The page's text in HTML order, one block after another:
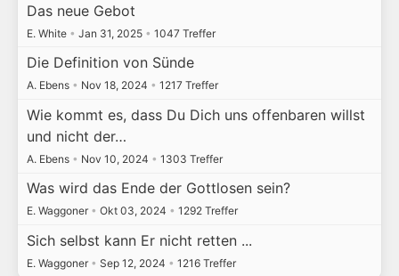
Das neue Gebot
E. White • Jan 31, 2025 • 1047 Treffer
Die Definition von Sünde
A. Ebens • Nov 18, 2024 • 1217 Treffer
Wie kommt es, dass Du Dich uns offenbaren willst
und nicht der…
A. Ebens • Nov 10, 2024 • 1303 Treffer
Was wird das Ende der Gottlosen sein?
E. Waggoner • Okt 03, 2024 • 1292 Treffer
Sich selbst kann Er nicht retten ...
E. Waggoner • Sep 12, 2024 • 1216 Treffer